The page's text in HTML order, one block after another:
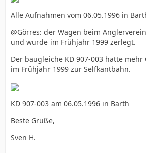
Alle Aufnahmen vom 06.05.1996 in
@Görres: der Wagen beim
und wurde im Frühjahr 1999 zerlegt.
Der baugleiche KD 907-003 hatte
im Frühjahr 1999 zur Selfkantbahn.
KD 907-003 am 06.05.1996 in Barth
Beste Grüße,
Sven H.